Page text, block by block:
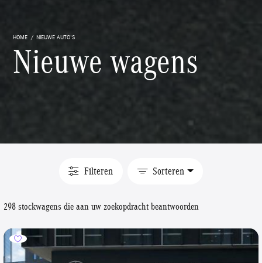
HOME NIEUWE AUTO'S
Nieuwe wagens
Filteren Sorteren
298 stockwagens die aan uw zoekopdracht beantwoorden